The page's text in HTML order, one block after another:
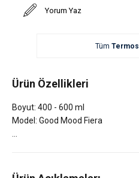
Yorum Yaz
TümTermos
Ürün Özellikleri
Boyut: 400 - 600 ml
Model: Good Mood Fiera